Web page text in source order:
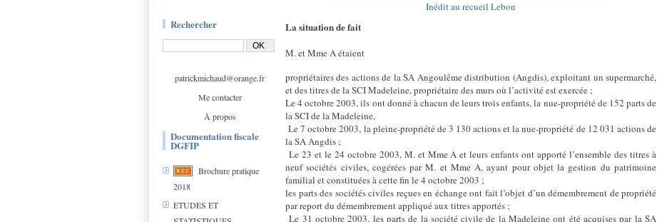
Rechercher
patrickmichaud@orange.fr
Me contacter
À propos
Documentation fiscale
DGFIP
Brochure pratique
2018
ETUDES ET
Inédit au recueil Lebon
La situation de fait
M. et Mme A étaient
propriétaires des actions de la SA Angoulême distribution (Angdis), exploitant un supermarché,
et des titres de la SCI Madeleine, propriétaire des murs où l’activité est exercée ;
Le 4 octobre 2003, ils ont donné à chacun de leurs trois enfants, la nue-propriété de 152 parts de
la SCI de la Madeleine,
Le 7 octobre 2003, la pleine-propriété de 3 130 actions et la nue-propriété de 12 031 actions de
la SA Angdis ;
Le 23 et le 24 octobre 2003, M. et Mme A et leurs enfants ont apporté l’ensemble des titres à
neuf sociétés civiles, cogérées par M. et Mme A, ayant pour objet la gestion du patrimoine
familial et constituées à cette fin le 4 octobre 2003 ;
les parts des sociétés civiles reçues en échange ont fait l’objet d’un démembrement de propriété
par report du démembrement appliqué aux titres apportés ;
Le 31 octobre 2003, les parts de la société civile de la Madeleine ont été acquises par la SA